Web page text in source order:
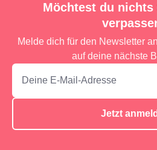
Möchtest du nichts
Melde dich für den Newsletter
auf deine nächste
Jetzt